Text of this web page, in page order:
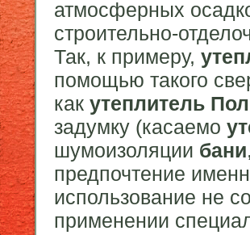
атмосферных
строительно-
Так, к примеру,
помощью такого
как утеплитель
задумку (касаемо
шумоизоляции бани,
предпочтение
использование не
применении